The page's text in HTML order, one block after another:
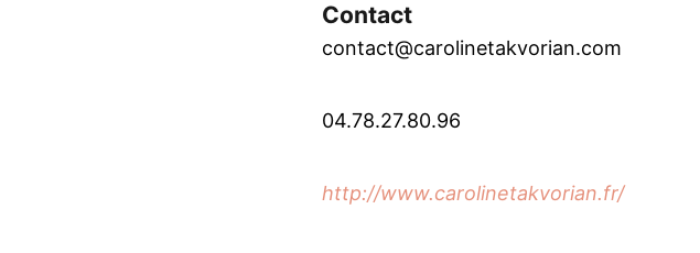
Contact
contact@carolinetakvorian.com
04.78.27.80.96
http://www.carolinetakvorian.fr/